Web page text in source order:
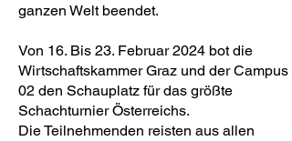
ganzen Welt beendet.
Von 16. Bis 23. Februar 2024 bot die
Wirtschaftskammer Graz und der Campus
02 den Schauplatz für das größte
Schachturnier Österreichs.
Die Teilnehmenden reisten aus allen